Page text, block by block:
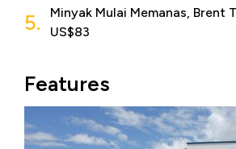
5.
Minyak Mulai Memanas, Brent
US$83
Features